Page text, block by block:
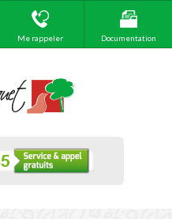
Me rappeler Documentation